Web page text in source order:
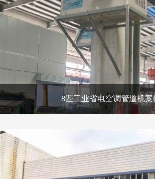
8匹工业省电空调管道机案